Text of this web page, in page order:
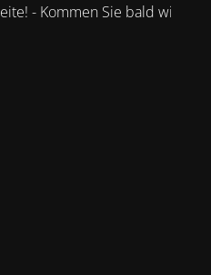
- Kommen Sie bald wieder.